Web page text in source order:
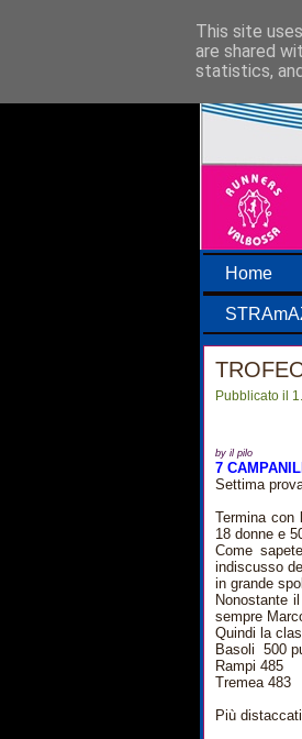
Home
Pubblicato il
by il pilo
7 CAMPANILI
Settima
Termina con
18 donne e
Come
indiscusso
in grande
Nonostante
sempre
Quindi la
Basoli 500
Rampi 485
Tremea 483
Più
This site
are shared
statistics,